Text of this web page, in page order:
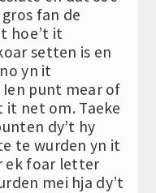
fan de
hoe’t it
setten is en
yn it
punt mear of
it net om. Taeke
dy’t hy
te wurden yn it
ek foar letter
mei hja dy’t